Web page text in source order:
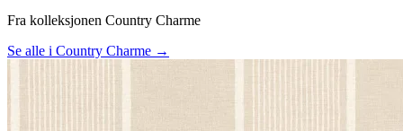
Fra kolleksjonen Country Charme
Se alle i Country Charme →